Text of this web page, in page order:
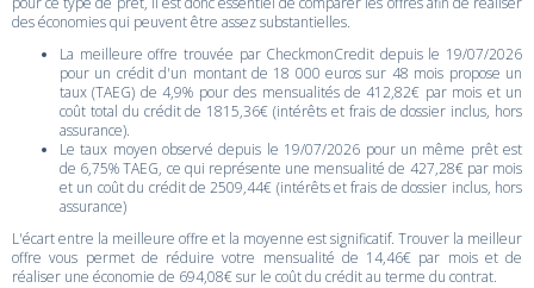
des économies qui peuvent être assez substantielles.
La meilleure offre trouvée par CheckmonCredit depuis le 19/07/2026
pour un crédit d'un montant de 18 000 euros sur 48 mois propose un
taux (TAEG) de 4,9% pour des mensualités de 412,82€ par mois et un
coût total du crédit de 1815,36€ (intérêts et frais de dossier inclus, hors
assurance).
Le taux moyen observé depuis le 19/07/2026 pour un même prêt est
de 6,75% TAEG, ce qui représente une mensualité de 427,28€ par mois
et un coût du crédit de 2509,44€ (intérêts et frais de dossier inclus, hors
assurance)
L'écart entre la meilleure offre et la moyenne est significatif. Trouver la meilleur
offre vous permet de réduire votre mensualité de 14,46€ par mois et de
réaliser une économie de 694,08€ sur le coût du crédit au terme du contrat.